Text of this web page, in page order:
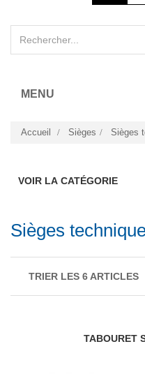
MENU
Accueil Sièges Sièges
VOIR LA CATÉGORIE
Sièges
TRIER LES 6 ARTICLES
TABOURET